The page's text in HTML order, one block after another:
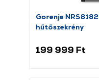
Gorenje
hűtőszekrény
199 999 Ft